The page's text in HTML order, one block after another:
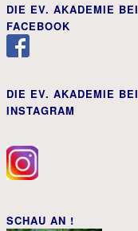
DIE EV. AKADEMIE BEI
FACEBOOK
DIE EV. AKADEMIE BEI
INSTAGRAM
SCHAU AN !